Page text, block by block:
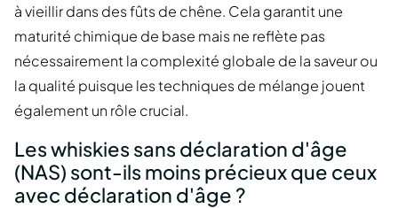
à vieillir dans des fûts de chêne. Cela garantit une
maturité chimique de base mais ne reflète pas
nécessairement la complexité globale de la saveur ou
la qualité puisque les techniques de mélange jouent
également un rôle crucial.
Les whiskies sans déclaration d'âge
(NAS) sont-ils moins précieux que ceux
avec déclaration d'âge ?